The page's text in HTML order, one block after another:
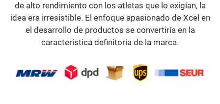
de alto rendimiento con los atletas que lo exigían, la
idea era irresistible. El enfoque apasionado de Xcel en
el desarrollo de productos se convertiría en la
característica definitoria de la marca.